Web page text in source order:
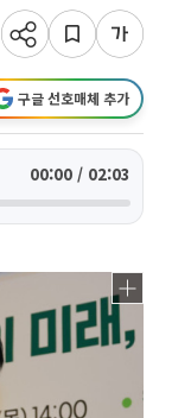
구글 선호매체 추가
00:00 / 02:03